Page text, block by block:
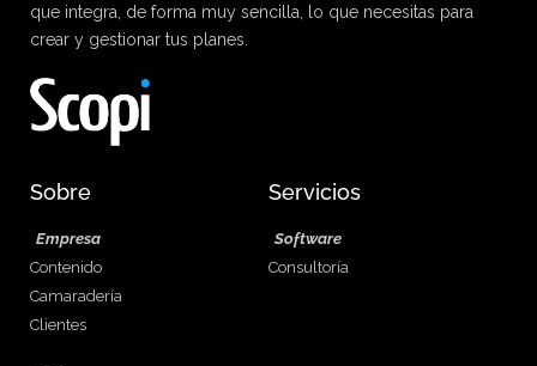
que integra, de forma muy sencilla, lo que necesitas para
crear y gestionar tus planes.
Sobre
Empresa
Contenido
Camaradería
Clientes
Servicios
Software
Consultoría